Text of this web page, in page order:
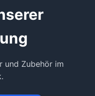
und Zubehör im